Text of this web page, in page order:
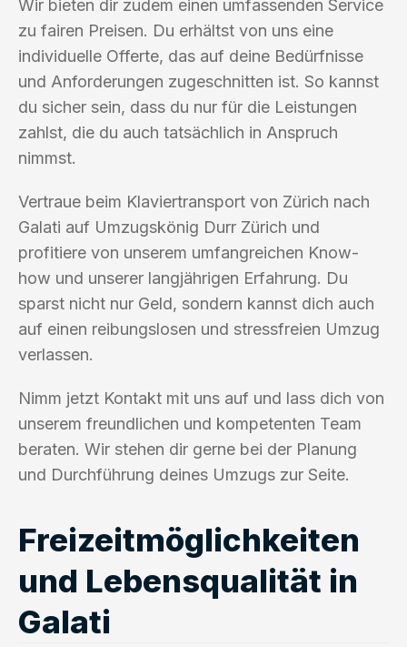
Wir bieten dir zudem einen umfassenden Service
zu fairen Preisen. Du erhältst von uns eine
individuelle Offerte, das auf deine Bedürfnisse
und Anforderungen zugeschnitten ist. So kannst
du sicher sein, dass du nur für die Leistungen
zahlst, die du auch tatsächlich in Anspruch
nimmst.
Vertraue beim Klaviertransport von Zürich nach
Galati auf Umzugskönig Durr Zürich und
profitiere von unserem umfangreichen Know-
how und unserer langjährigen Erfahrung. Du
sparst nicht nur Geld, sondern kannst dich auch
auf einen reibungslosen und stressfreien Umzug
verlassen.
Nimm jetzt Kontakt mit uns auf und lass dich von
unserem freundlichen und kompetenten Team
beraten. Wir stehen dir gerne bei der Planung
und Durchführung deines Umzugs zur Seite.
Freizeitmöglichkeiten
und Lebensqualität in
Galati